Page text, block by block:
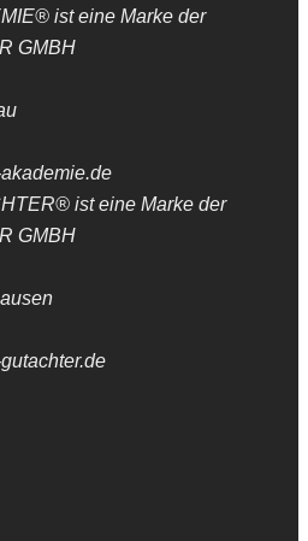
ist eine Marke der
GMBH
ist eine Marke der
GMBH